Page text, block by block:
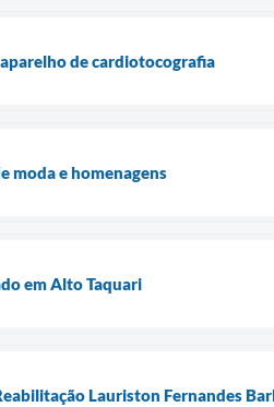
de cardiotocografia
moda e homenagens
em Alto Taquari
Lauriston Fernandes